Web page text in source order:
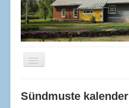
Näita/Peida
menüüd
Kinoklubi
Sündmuste kalender